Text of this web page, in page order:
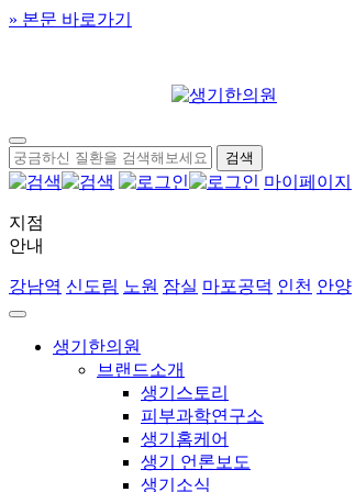
» 본문 바로가기
마이페이지
지점
안내
강남역 신도림 노원 잠실 마포공덕 인천 안양
생기한의원
브랜드소개
생기스토리
피부과학연구소
생기홈케어
생기 언론보도
생기소식